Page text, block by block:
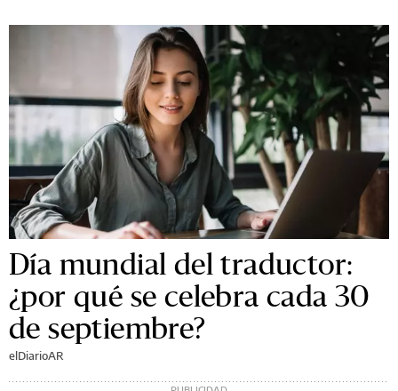
Día mundial del traductor:
¿por qué se celebra cada 30
de septiembre?
elDiarioAR